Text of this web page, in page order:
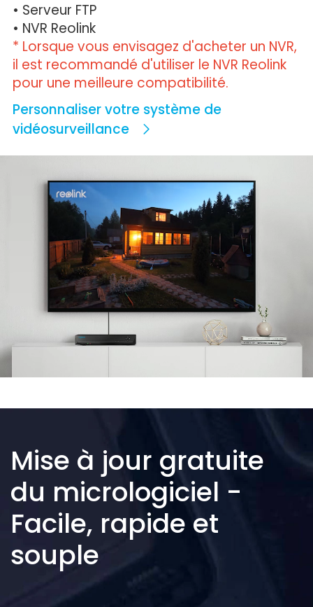
• Serveur FTP
• NVR Reolink
* Lorsque vous envisagez d'acheter un NVR,
il est recommandé d'utiliser le NVR Reolink
pour une meilleure compatibilité.
Personnaliser votre système de
vidéosurveillance
Mise à jour gratuite
du micrologiciel -
Facile, rapide et
souple